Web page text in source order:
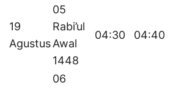
19
Agustus
05
Rabi’ul
Awal
1448
04:30 04:40
06